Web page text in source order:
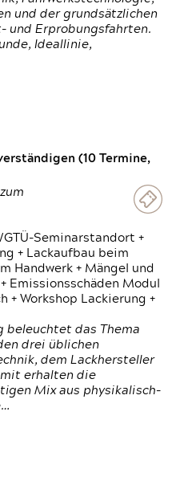
und der grundsätzlichen
und Erprobungsfahrten.
Ideallinie,
(10 Termine,
GTÜ-Seminarstandort +
+ Lackaufbau beim
Handwerk + Mängel und
Emissionsschäden Modul
+ Workshop Lackierung +
beleuchtet das Thema
drei üblichen
dem Lackhersteller
erhalten die
Mix aus physikalisch-